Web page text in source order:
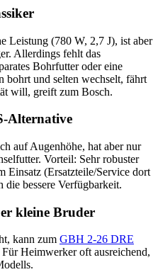
Leistung (780 W, 2,7 J), ist aber
Allerdings fehlt das
Bohrfutter oder eine
bohrt und selten wechselt, fährt
will, greift zum Bosch.
Alternative
auf Augenhöhe, hat aber nur
Vorteil: Sehr robuster
(Ersatzteile/Service dort
bessere Verfügbarkeit.
kleine Bruder
kann zum GBH 2-26 DRE
Heimwerker oft ausreichend,